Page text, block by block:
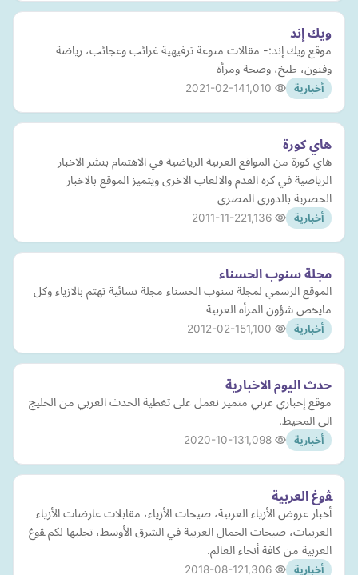
ويك إند
موقع ويك إند:- مقالات منوعة ترفيهية غرائب وعجائب، رياضة
وفنون، طبخ، وصحة ومرأة
أخبارية 2021-02-14
هاي كورة
هاي كورة من المواقع العربية الرياضية في الاهتمام بنشر الاخبار
الرياضية في كره القدم والالعاب الاخرى ويتميز الموقع بالاخبار
الحصرية بالدوري المصري
أخبارية 2011-11-22
مجلة سنوب الحسناء
الموقع الرسمي لمجلة سنوب الحسناء مجلة نسائية تهتم بالازياء وكل
مايخص شؤون المرأه العربية
أخبارية 2012-02-15
حدث اليوم الاخبارية
موقع إخباري عربي متميز نعمل على تغطية الحدث العربي من الخليج
الى المحيط.
أخبارية 2020-10-13
ﭭوغ العربية
أخبار عروض الأزياء العربية، صيحات الأزياء، مقابلات عارضات الأزياء
العربيات، صيحات الجمال العربية في الشرق الأوسط، تجلبها لكم ﭭوغ
العربية من كافة أنحاء العالم.
أخبارية 2018-08-12